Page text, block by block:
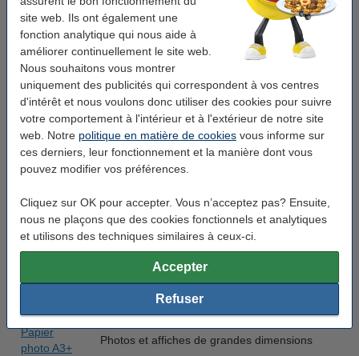
site web. Ils ont également une
fonction analytique qui nous aide à
améliorer continuellement le site web.
Nous souhaitons vous montrer
uniquement des publicités qui correspondent à vos centres
d'intérêt et nous voulons donc utiliser des cookies pour suivre
votre comportement à l'intérieur et à l'extérieur de notre site
web. Notre politique en matière de cookies vous informe sur
ces derniers, leur fonctionnement et la manière dont vous
pouvez modifier vos préférences.
Cliquez sur OK pour accepter. Vous n’acceptez pas? Ensuite,
nous ne plaçons que des cookies fonctionnels et analytiques
et utilisons des techniques similaires à ceux-ci.
Accepter
Refuser
Papier
photo A4
Tirages photo professionnels
Papier
photo A4
satiné
Tirages photo professionnels avec l’éclat d'un
polaroïd pour un sentiment nostalgique
Papier
photo A4
Brochures et impressions avec des couleurs
Papier
photo A4
canvas
Oeuvres d'art ayant l'aspect et le toucher d'un
véritable canvas
Papier
De grandes photos et affiches
Papier
photo A3+
Photos et affiches de grandes dimensions